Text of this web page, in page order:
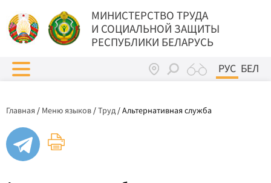
МИНИСТЕРСТВО ТРУДА
И СОЦИАЛЬНОЙ ЗАЩИТЫ
РЕСПУБЛИКИ БЕЛАРУСЬ
РУС БЕЛ
Главная / Меню языков /Труд/Альтернативная служба